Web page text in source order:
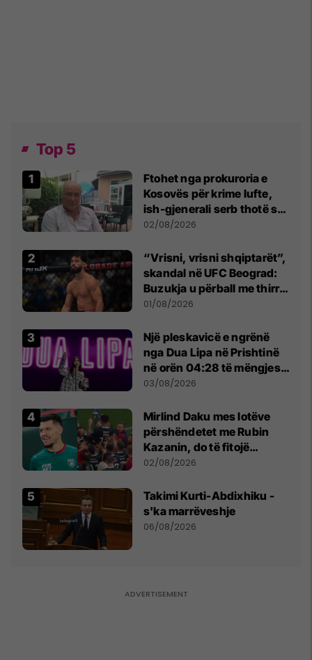
Top 5
Ftohet nga prokuroria e
Kosovës për krime lufte,
ish-gjenerali serb thotë se
dikush e tradhtoi në
02/08/2026
“Vrisni, vrisni shqiptarët”,
skandal në UFC Beograd:
Buzukja u përball me thirrje
anti-shqiptare nga
01/08/2026
Një pleskavicë e ngrënë
nga Dua Lipa në Prishtinë
në orën 04:28 të mëngjesit
- dhe bota digjitale serbe
03/08/2026
Mirlind Daku mes lotëve
përshëndetet me Rubin
Kazanin, do të fitojë
miliona te Spartak Moska
02/08/2026
Takimi Kurti-Abdixhiku -
s'ka marrëveshje
06/08/2026